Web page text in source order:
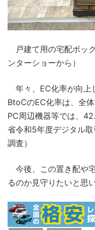
戸建て用の宅配ボッ
ンターショーから）
年々、EC化率が向上
BtoCのEC化率は、全
PC周辺機器等では、
省令和5年度デジタル
調査）
今後、この置き配や
るのか見守りたいと思い